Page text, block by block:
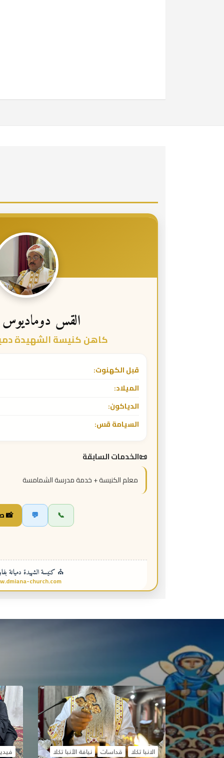
القس
كاهن كنيسة الشهيدة
قبل الكهنوت:
الميلاد:
الدياكون:
السيامة قس:
الخدمات السابقة
معلم الكنيسة + خدمة مدرسة الشمامسة
📞
💬
📸
⛪ كنيسة الشهيدة دميانة
church.com
الانبا تكلا قداسات نيافة الأنبا تكلا